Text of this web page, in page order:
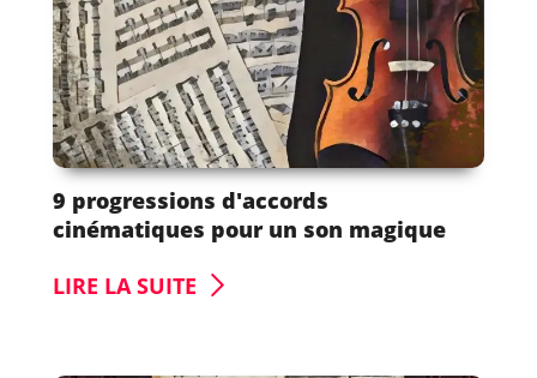
9 progressions d'accords
cinématiques pour un son magique
LIRE LA SUITE